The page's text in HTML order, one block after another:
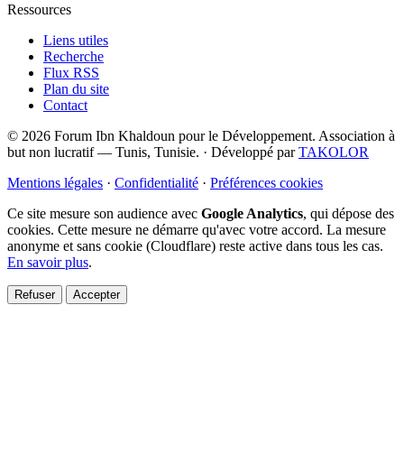
Ressources
Liens utiles
Recherche
Flux RSS
Plan du site
Contact
© 2026 Forum Ibn Khaldoun pour le Développement. Association à
but non lucratif — Tunis, Tunisie. · Développé parTAKOLOR
Mentions légales · Confidentialité · Préférences cookies
Ce site mesure son audience avec Google Analytics, qui dépose des
cookies. Cette mesure ne démarre qu'avec votre accord. La mesure
anonyme et sans cookie (Cloudflare) reste active dans tous les cas.
En savoir plus.
Refuser Accepter